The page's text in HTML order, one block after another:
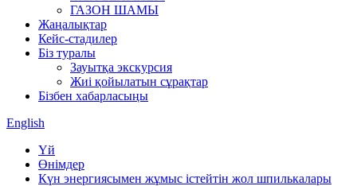
ГАЗОН ШАМЫ
Жаңалықтар
Кейс-стадилер
Біз туралы
Зауытқа экскурсия
Жиі қойылатын сұрақтар
Бізбен хабарласыңы
English
Үй
Өнімдер
Күн энергиясымен жұмыс істейтін жол шпилькалары